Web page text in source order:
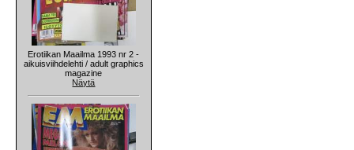
Erotiikan Maailma 1993 nr 2 -
aikuisviihdelehti / adult graphics
magazine
Näytä